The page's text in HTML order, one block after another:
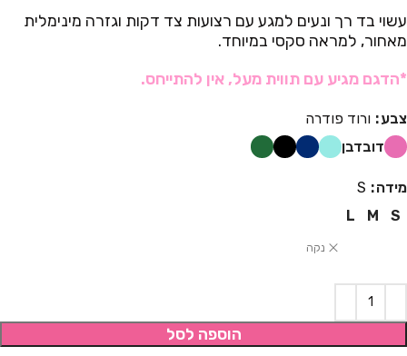
עשוי בד רך ונעים למגע עם רצועות צד דקות וגזרה מינימלית
מאחור, למראה סקסי במיוחד.
*הדגם מגיע עם תווית מעל, אין להתייחס.
צבע
ורוד פודרה
דובדבן
מידה
S
S
M
L
נקה
הוספה לסל